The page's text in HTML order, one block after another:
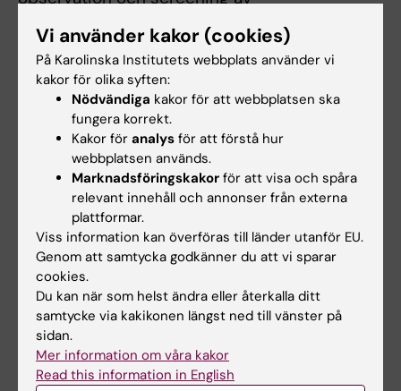
vårdnivåer inom sjukvård och kommunal
omsorg och personliga assistenter är därför
viktigt. Kunskap om hur rekommendationer
tillämpas och om betydelsen av olika insatser
vid dysfagi är också av största vikt, såväl med
tanke på säkerhet som livskvalitet. Eftersom
dysfagi ofta varierar med allmäntillståndet (t
ex mer besvär viss tid på dygnet eller vid
smärta och trötthet), behöver individer med
dysfagi följas upp (ibland ofta), så att
rekommendationerna för ett säkert ätande
kan uppdateras.
Hade du nytta av informationen på denna sida?
Yes
Vi använder kakor (cookies)
På Karolinska Institutets webbplats använder vi
kakor för olika syften:
Nödvändiga kakor för att webbplatsen ska
fungera korrekt.
Kakor för analys för att förstå hur
webbplatsen används.
Marknadsföringskakor för att visa och spåra
relevant innehåll och annonser från externa
plattformar.
Viss information kan överföras till länder utanför EU.
Genom att samtycka godkänner du att vi sparar
cookies.
Du kan när som helst ändra eller återkalla ditt
samtycke via kakikonen längst ned till vänster på
sidan.
Mer information om våra kakor
Read this information in English